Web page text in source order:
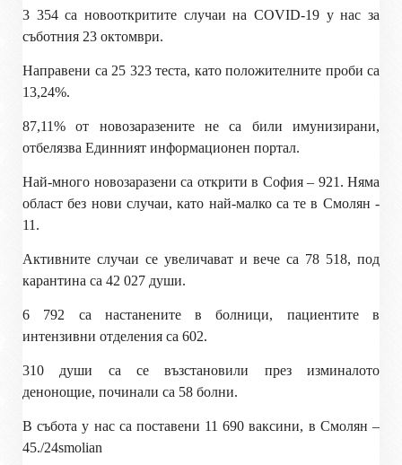
3 354 са новооткритите случаи наCOVID-19 у нас за
съботния 23 октомври.
Направени са 25 323 теста, като положителните проби са
13,24%.
87,11% от новозаразените не са били имунизирани,
отбелязва Единният информационен портал.
Най-много новозаразени са открити в София – 921. Няма
област без нови случаи, като най-малко са те в Смолян -
11.
Активните случаи се увеличават и вече са 78 518, под
карантина са 42 027 души.
6 792 са настанените в болници, пациентите в
интензивни отделения са 602.
310 души са се възстановили през изминалото
денонощие, починали са 58 болни.
В събота у нас са поставени 11 690 ваксини, в Смолян –
45./24smolian